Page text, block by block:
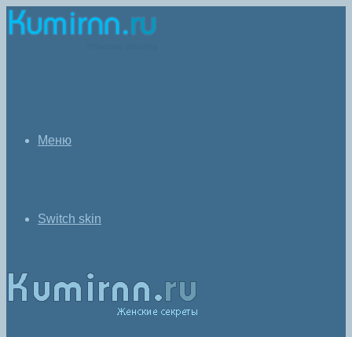
Меню
Switch skin